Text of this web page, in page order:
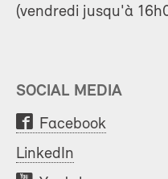
(vendredi jusqu'à
SOCIAL MEDIA
Facebook
LinkedIn